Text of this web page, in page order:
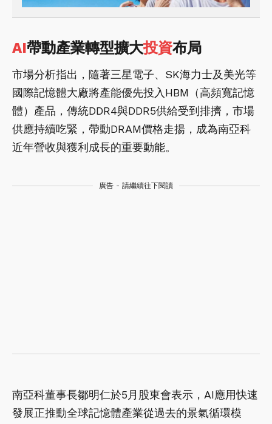
AI帶動產業轉型擴大投資布局
市場分析指出，隨著三星電子、SK海力士及美光等
國際記憶體大廠將產能優先投入HBM（高頻寬記憶
體）產品，傳統DDR4與DDR5供給受到排擠，市場
供應持續吃緊，帶動DRAM價格走揚，成為南亞科
近年營收與獲利成長的重要動能。
廣告 - 請繼續往下閱讀
南亞科董事長鄒明仁於5月股東會表示，AI應用快速
發展正推動全球記憶體產業從過去的景氣循環模